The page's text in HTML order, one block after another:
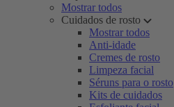
Mostrar todos
Cuidados de rosto
Mostrar todos
Anti-idade
Cremes de rosto
Limpeza facial
Séruns para o rosto
Kits de cuidados